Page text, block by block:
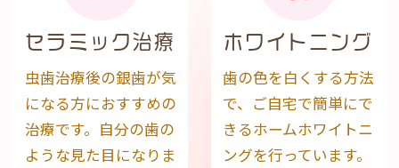
セラミック治療
虫歯治療後の銀歯が気
になる方におすすめの
治療です。自分の歯の
ような見た目になりま
ホワイトニング
歯の色を白くする方法
で、ご自宅で簡単にで
きるホームホワイトニ
ングを行っています。